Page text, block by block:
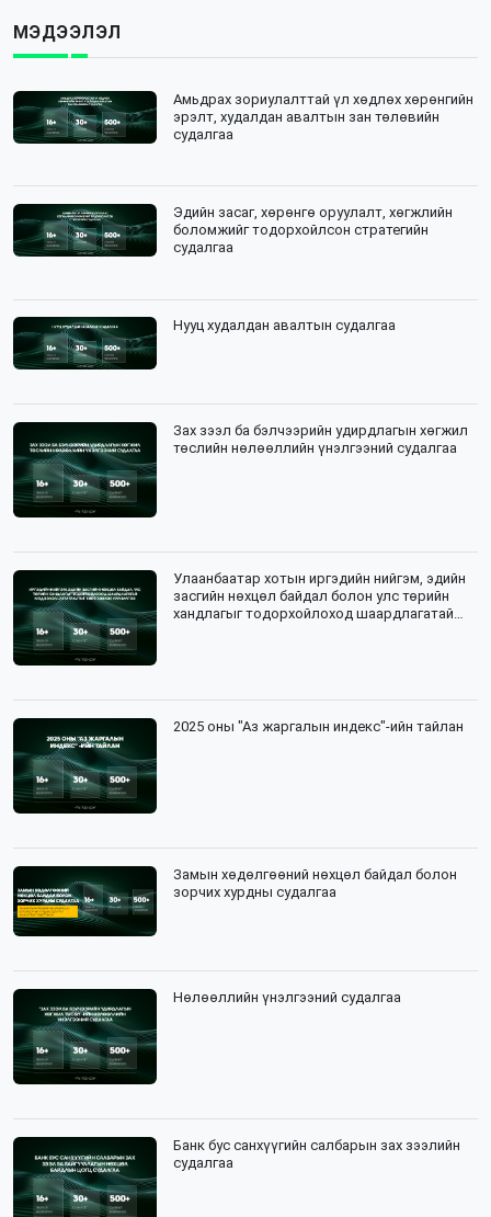
МЭДЭЭЛЭЛ
Амьдрах зориулалттай үл хөдлөх хөрөнгийн
эрэлт, худалдан авалтын зан төлөвийн
судалгаа
Эдийн засаг, хөрөнгө оруулалт, хөгжлийн
боломжийг тодорхойлсон стратегийн
судалгаа
Нууц худалдан авалтын судалгаа
Зах зээл ба бэлчээрийн удирдлагын хөгжил
төслийн нөлөөллийн үнэлгээний судалгаа
Улаанбаатар хотын иргэдийн нийгэм, эдийн
засгийн нөхцөл байдал болон улс төрийн
хандлагыг тодорхойлоход шаардлагатай
2025 оны "Аз жаргалын индекс"-ийн тайлан
Замын хөдөлгөөний нөхцөл байдал болон
зорчих хурдны судалгаа
Нөлөөллийн үнэлгээний судалгаа
Банк бус санхүүгийн салбарын зах зээлийн
судалгаа